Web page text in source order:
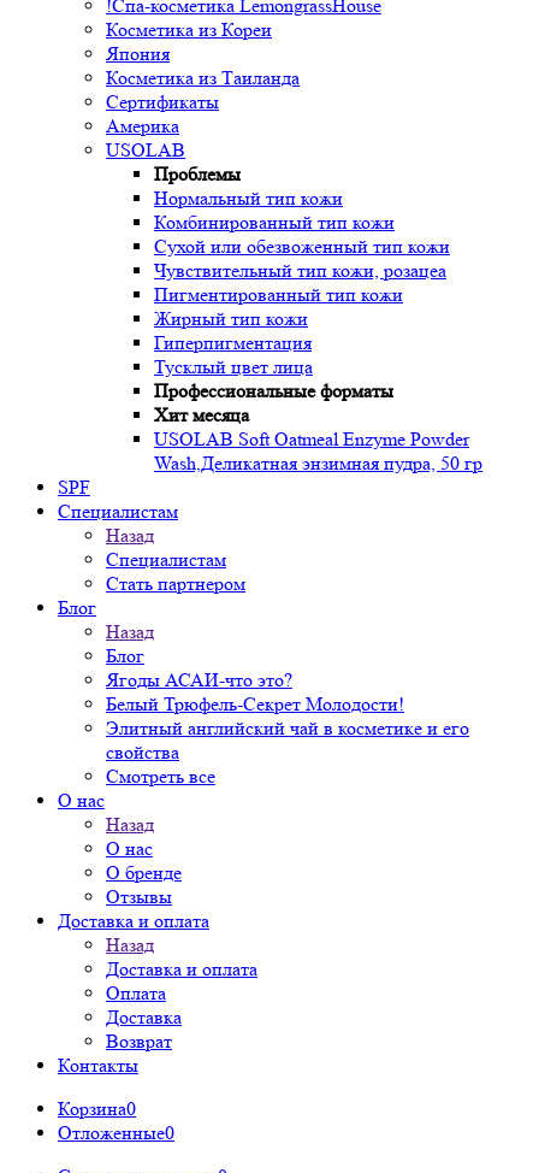
!Спа-косметика LemongrassHouse
Косметика из Кореи
Япония
Косметика из Таиланда
Сертификаты
Америка
USOLAB
Проблемы
Нормальный тип кожи
Комбинированный тип кожи
Сухой или обезвоженный тип кожи
Чувствительный тип кожи, розацеа
Пигментированный тип кожи
Жирный тип кожи
Гиперпигментация
Тусклый цвет лица
Профессиональные форматы
Хит месяца
USOLAB Soft Oatmeal Enzyme Powder
Wash,Деликатная энзимная пудра, 50 гр
SPF
Специалистам
Назад
Специалистам
Стать партнером
Блог
Назад
Блог
Ягоды АСАИ-что это?
Белый Трюфель-Секрет Молодости!
Элитный английский чай в косметике и его
свойства
Смотреть все
О нас
Назад
О нас
О бренде
Отзывы
Доставка и оплата
Назад
Доставка и оплата
Оплата
Доставка
Возврат
Контакты
Корзина0
Отложенные0